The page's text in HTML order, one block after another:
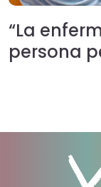
“La
persona